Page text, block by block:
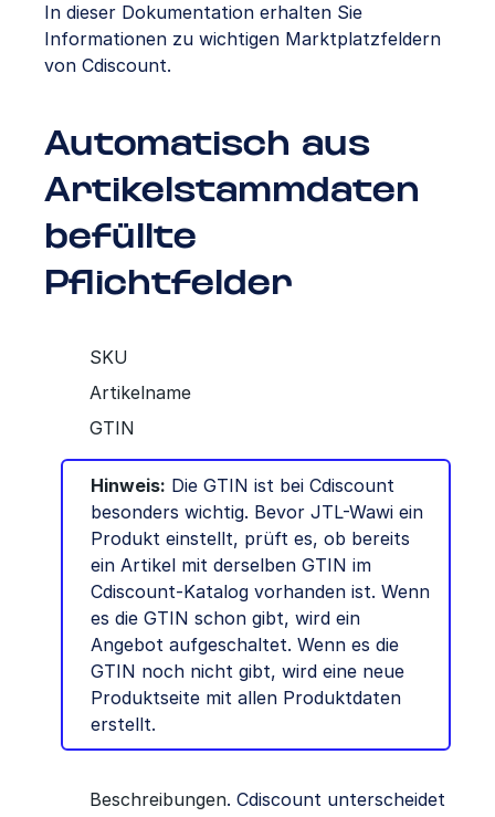
In dieser Dokumentation erhalten Sie
Informationen zu wichtigen Marktplatzfeldern
von Cdiscount.
Automatisch aus
Artikelstammdaten
befüllte
Pflichtfelder
SKU
Artikelname
GTIN
Hinweis: Die GTIN ist bei Cdiscount
besonders wichtig. Bevor JTL-Wawi ein
Produkt einstellt, prüft es, ob bereits
ein Artikel mit derselben GTIN im
Cdiscount-Katalog vorhanden ist. Wenn
es die GTIN schon gibt, wird ein
Angebot aufgeschaltet. Wenn es die
GTIN noch nicht gibt, wird eine neue
Produktseite mit allen Produktdaten
erstellt.
Beschreibungen. Cdiscount unterscheidet